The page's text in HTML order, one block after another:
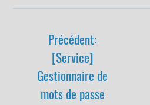
Précédent:
[Service]
Gestionnaire de
mots de passe